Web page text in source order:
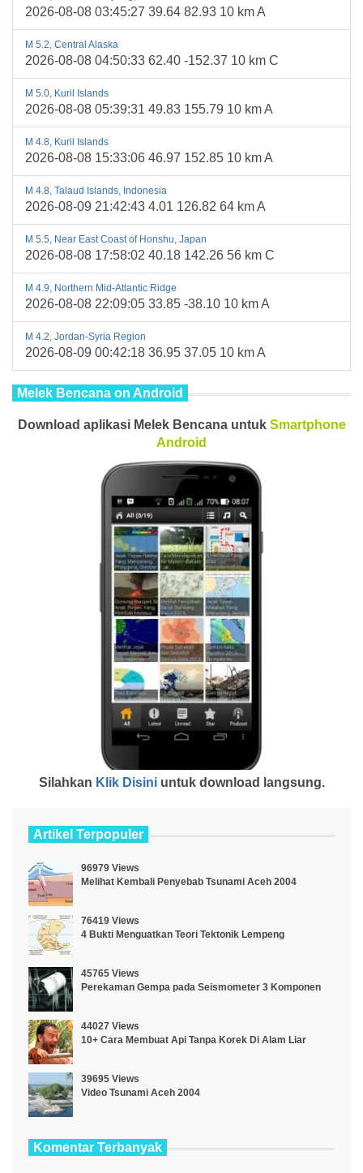
2026-08-08 03:45:27 39.64 82.93 10 km A
M 5.2, Central Alaska
2026-08-08 04:50:33 62.40 -152.37 10 km C
M 5.0, Kuril Islands
2026-08-08 05:39:31 49.83 155.79 10 km A
M 4.8, Kuril Islands
2026-08-08 15:33:06 46.97 152.85 10 km A
M 4.8, Talaud Islands, Indonesia
2026-08-09 21:42:43 4.01 126.82 64 km A
M 5.5, Near East Coast of Honshu, Japan
2026-08-08 17:58:02 40.18 142.26 56 km C
M 4.9, Northern Mid-Atlantic Ridge
2026-08-08 22:09:05 33.85 -38.10 10 km A
M 4.2, Jordan-Syria Region
2026-08-09 00:42:18 36.95 37.05 10 km A
Melek Bencana on Android
Download aplikasi Melek Bencana untuk Smartphone
Android
Silahkan Klik Disiniuntuk download langsung.
Artikel Terpopuler
96979 Views
Melihat Kembali Penyebab Tsunami Aceh 2004
76419 Views
4 Bukti Menguatkan Teori Tektonik Lempeng
45765 Views
Perekaman Gempa pada Seismometer 3 Komponen
44027 Views
10+ Cara Membuat Api Tanpa Korek Di Alam Liar
39695 Views
Video Tsunami Aceh 2004
Komentar Terbanyak